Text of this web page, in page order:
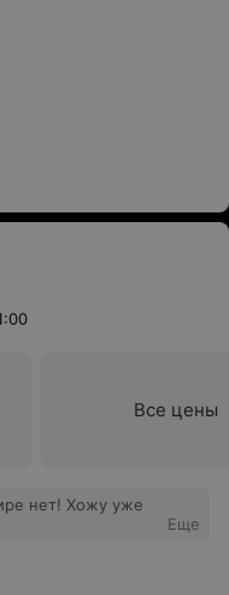
Все цены
нет! Хожу уже
Еще